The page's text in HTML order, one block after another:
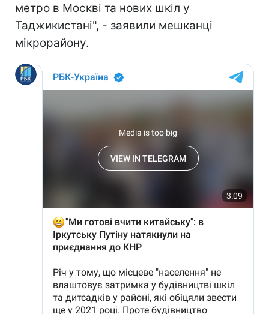
метро в Москві та нових шкіл у
Таджикистані", - заявили мешканці
мікрорайону.